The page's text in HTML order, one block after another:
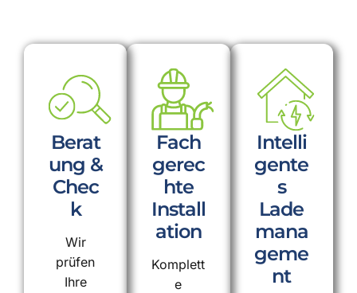
Berat
ung &
Chec
k
Wir
prüfen
Ihre
Fach
gerec
hte
Install
ation
Komplett
e
Intelli
gente
s
Lade
mana
geme
nt